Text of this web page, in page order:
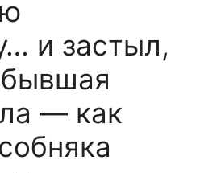
и застыл,
бывшая
— как